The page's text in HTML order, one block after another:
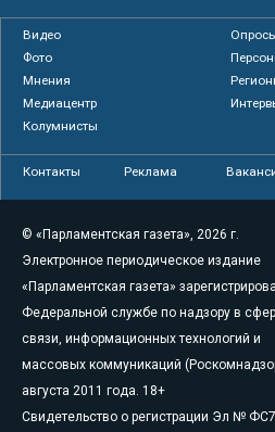
Видео
Фото
Мнения
Медиацентр
Колумнисты
Контакты Реклама
© «Парламентская газета», 2026 г.
Электронное периодическое издание
«Парламентская газета»
Федеральной службе по надзору в
связи, информационных технологий и
массовых коммуникаций
августа 2011 года. 18+
Свидетельство о регистрации Эл №